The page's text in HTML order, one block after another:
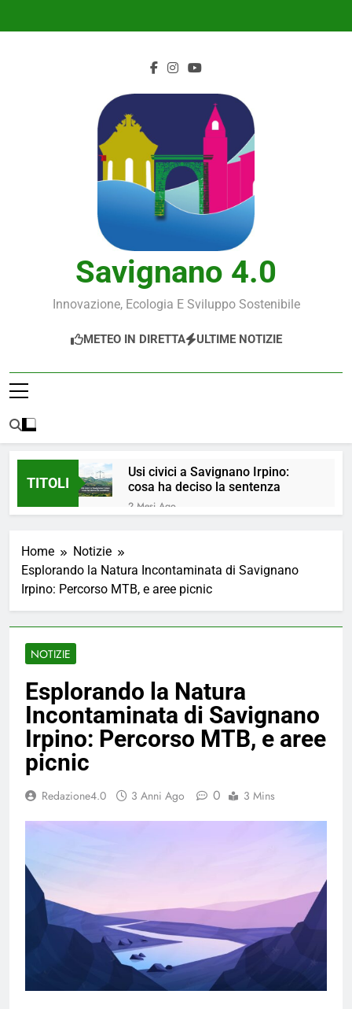
Savignano 4.0
Innovazione, Ecologia E Sviluppo Sostenibile
METEO IN DIRETTA ULTIME NOTIZIE
TITOLI
Usi civici a Savignano Irpino:
cosa ha deciso la sentenza
2 Mesi Ago
ORDINANZA N. 8/2026 –
PARZIALE REVOCA DEL DIVIETO
5 Mesi Ago
📢Aggiornamento Situazione
⚠️ Emergenza Acqua a
Savignano Irpino: Ordinanza n. 7
del 26 Marzo 2026
5 Mesi Ago
Mangiaplastica: Più ricicli, più
Postamat chiuso di notte a
Savignano: misura anti-rapina
fino alle 8:30
11 Mesi Ago
🌤️ Nuova Webcam Live per il
Meteo a Savignano Irpino!
2 Anni Ago
Test IT-alert l’11 ottobre:
messaggio sui cellulari anche a
Savignano
2 Anni Ago
Home
Notizie
Esplorando la Natura Incontaminata di Savignano
Irpino: Percorso MTB, e aree picnic
NOTIZIE
Esplorando la Natura
Incontaminata di Savignano
Irpino: Percorso MTB, e aree
picnic
Redazione4.0 3 Anni Ago 0 3 Mins